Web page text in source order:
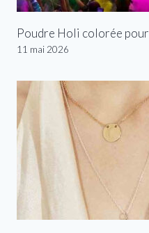
Poudre Holi colorée
11 mai 2026